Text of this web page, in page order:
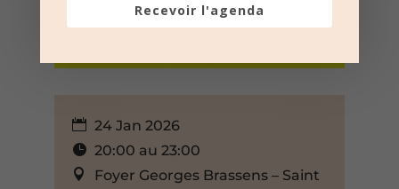
24 Jan 2026
20:00 au 23:00
Foyer Georges Brassens – Saint
Recevoir l'agenda